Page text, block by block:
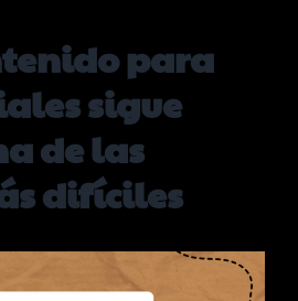
para
sigue
de las
difíciles